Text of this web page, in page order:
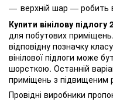
верхній шар — робить
Купити вінілову підлогу
для побутових
відповідну позначку
вінілової підлоги може
шорсткою. Останній
приміщень з підвищеним
Провідні виробники